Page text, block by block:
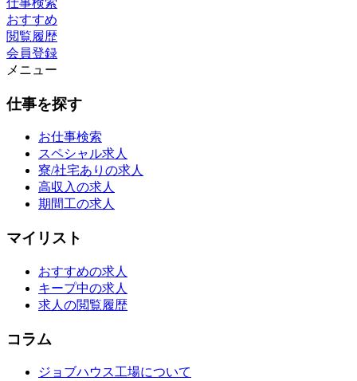
仕事検索
おすすめ
閲覧履歴
会員登録
メニュー
仕事を探す
お仕事検索
スペシャル求人
寮/社宅ありの求人
高収入の求人
期間工の求人
マイリスト
おすすめの求人
キープ中の求人
求人の閲覧履歴
コラム
ジョブハウス工場について